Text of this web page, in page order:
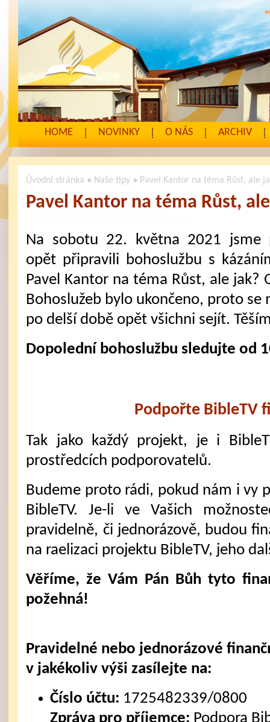
HOME NOVINKY O NÁS ARCHIV
Úvodní stránka » Naše tipy » Pavel Kantor na téma Růst, ale
Pavel Kantor na téma Růst,
Na sobotu 22. května 2021 jsme
opět připravili bohoslužbu s
Pavel Kantor na téma Růst, ale jak?
Bohoslužeb bylo ukončeno, proto se
po delší době opět všichni sejít.
Dopolední bohoslužbu sledujte od
Podpořte BibleTV
Tak jako každý projekt, je i
prostředcích podporovatelů.
Budeme proto rádi, pokud nám i vy
BibleTV. Je-li ve Vašich
pravidelně, či jednorázově, budou
na raelizaci projektu BibleTV, jeho
Věříme, že Vám Pán Bůh tyto
požehná!
Pravidelné nebo jednorázové
v jakékoliv výši zasílejte na:
Číslo účtu: 1725482339/0800
Zpráva pro příjemce: Podpora